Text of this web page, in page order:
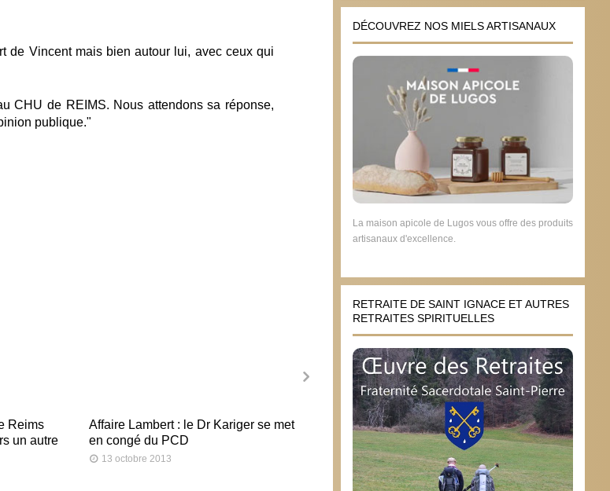
de Vincent mais bien autour lui, avec ceux qui
CHU de REIMS. Nous attendons sa réponse,
publique."
Reims
un autre
Affaire Lambert : le Dr Kariger se met
en congé du PCD
13 octobre 2013
Vincent Lambert : l’aveu du ministre
17 juin 2015
DÉCOUVREZ NOS MIELS ARTISANAUX
La maison apicole de Lugos vous offre des produits
artisanaux d'excellence.
RETRAITE DE SAINT IGNACE ET AUTRES
RETRAITES SPIRITUELLES